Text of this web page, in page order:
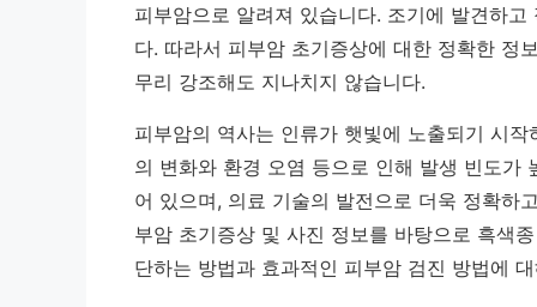
피부암으로 알려져 있습니다. 조기에 발견하고
다. 따라서 피부암 초기증상에 대한 정확한 정
무리 강조해도 지나치지 않습니다.
피부암의 역사는 인류가 햇빛에 노출되기 시
의 변화와 환경 오염 등으로 인해 발생 빈도가
어 있으며, 의료 기술의 발전으로 더욱 정확하
부암 초기증상 및 사진 정보를 바탕으로 흑색
단하는 방법과 효과적인 피부암 검진 방법에